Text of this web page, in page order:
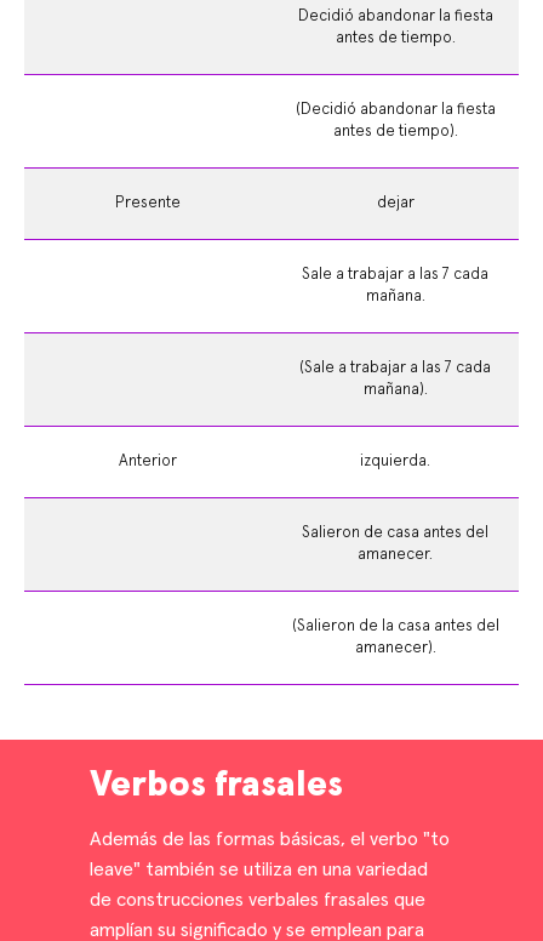
Decidió abandonar la fiesta
antes de tiempo.
(Decidió abandonar la fiesta
antes de tiempo).
Presente dejar
Sale a trabajar a las 7 cada
mañana.
(Sale a trabajar a las 7 cada
mañana).
Anterior izquierda.
Salieron de casa antes del
amanecer.
(Salieron de la casa antes del
amanecer).
Además de las formas básicas, el verbo "to
leave" también se utiliza en una variedad
de construcciones verbales frasales que
amplían su significado y se emplean para
Verbos frasales